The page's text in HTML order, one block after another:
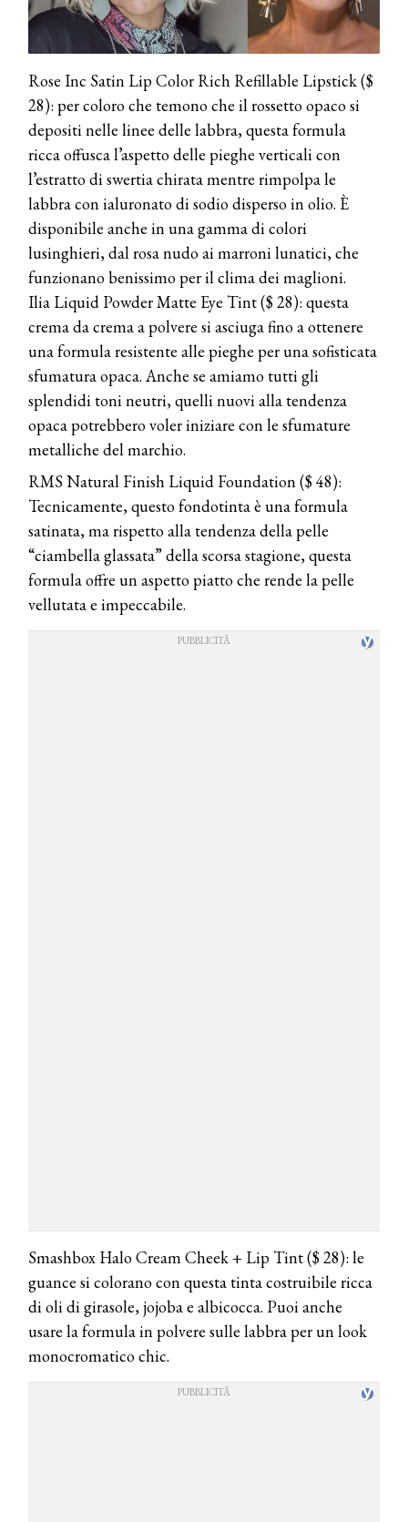
Rose Inc Satin Lip Color Rich Refillable Lipstick ($
28): per coloro che temono che il rossetto opaco si
depositi nelle linee delle labbra, questa formula
ricca offusca l’aspetto delle pieghe verticali con
l’estratto di swertia chirata mentre rimpolpa le
labbra con ialuronato di sodio disperso in olio. È
disponibile anche in una gamma di colori
lusinghieri, dal rosa nudo ai marroni lunatici, che
funzionano benissimo per il clima dei maglioni.
Ilia Liquid Powder Matte Eye Tint ($ 28): questa
crema da crema a polvere si asciuga fino a ottenere
una formula resistente alle pieghe per una sofisticata
sfumatura opaca. Anche se amiamo tutti gli
splendidi toni neutri, quelli nuovi alla tendenza
opaca potrebbero voler iniziare con le sfumature
metalliche del marchio.
RMS Natural Finish Liquid Foundation ($ 48):
Tecnicamente, questo fondotinta è una formula
satinata, ma rispetto alla tendenza della pelle
“ciambella glassata” della scorsa stagione, questa
formula offre un aspetto piatto che rende la pelle
vellutata e impeccabile.
Smashbox Halo Cream Cheek + Lip Tint ($ 28): le
guance si colorano con questa tinta costruibile ricca
di oli di girasole, jojoba e albicocca. Puoi anche
usare la formula in polvere sulle labbra per un look
monocromatico chic.